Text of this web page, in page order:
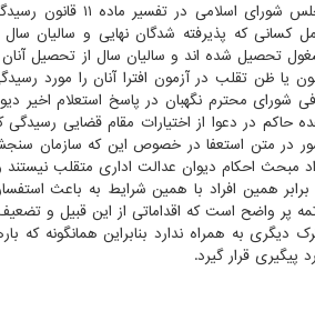
مجلس شورای
کسانی که پذیرفته شدگان نهایی و سالیان
تحصیل شده اند و سالیان سال از تحصیل
یا ظن تقلب در آزمون افترا آنان را مورد
حاکم در دعوا از اختیارات مقام قضایی رسیدگی
در متن استعفا در خصوص این که سازمان سنجش
مبحث احکام دیوان عدالت اداری متقلب
برابر همین افراد با همین شرایط به باعث
پر واضح است که اقداماتی از این قبیل و
دیگری به همراه ندارد بنابراین همانگونه
پیگیری قرار گیرد.